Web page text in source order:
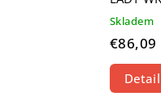
Skladem
€86,09
Detail